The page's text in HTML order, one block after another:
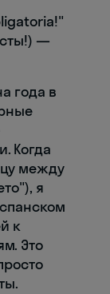
—
года в
Когда
между
я
к
Это